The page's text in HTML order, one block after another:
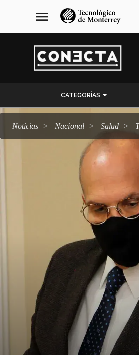
navegación
principal
menu
CATEGORÍAS
Noticias Nacional salud